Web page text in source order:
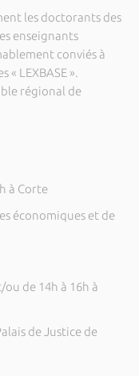
les doctorants des
enseignants
conviés à
LEXBASE ».
régional de
à Corte
économiques et de
de 14h à 16h à
de Justice de